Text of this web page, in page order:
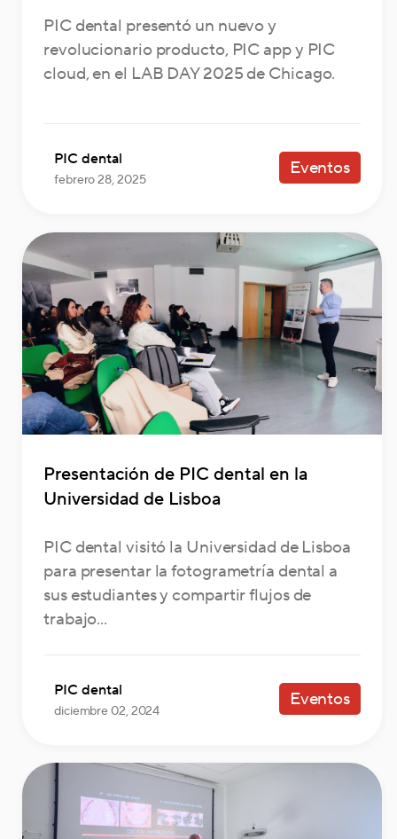
PIC dental presentó un nuevo y
revolucionario producto, PIC app y PIC
cloud, en el LAB DAY 2025 de Chicago.
PIC dental
febrero 28, 2025
Eventos
Presentación de PIC dental en la
Universidad de Lisboa
PIC dental visitó la Universidad de Lisboa
para presentar la fotogrametría dental a
sus estudiantes y compartir flujos de
trabajo...
PIC dental
diciembre 02, 2024
Eventos